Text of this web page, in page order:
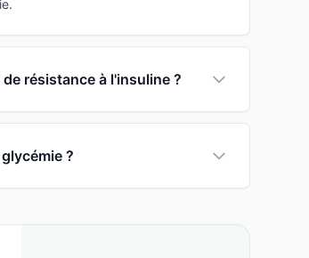
résistance à l'insuline ?
?